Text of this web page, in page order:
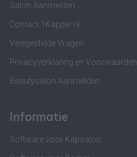
Salon Aanmelden
Contact 1Kapper.nl
Veelgestelde Vragen
Privacyverklaring en Voorwaarden
Beautysalon Aanmelden
Informatie
Software voor Kapsalon